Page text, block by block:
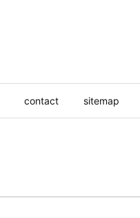
contact sitemap